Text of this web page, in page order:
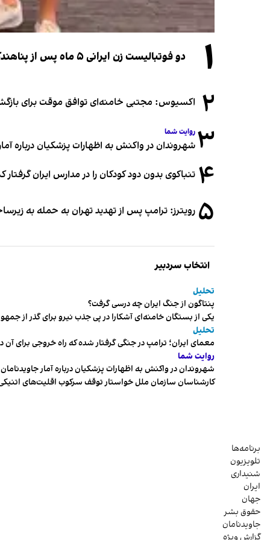
۱ دو فوتبالیست زن ایرانی ۵ ماه پس از پناهندگی، شهروند استرالیا شدند
۲ اکسیوس: مجتبی خامنه‌ای توافق موقت برای
۳ روایت شما
شهروندان در واکنش به اظهارات پزشکیان درباره
۴ تنباکوی بدون دود کودکان را در مدارس ایران
۵ رویترز: ترامپ پس از تهدید تهران به حمله به
انتخاب سردبیر
تحلیل
پنتاگون از جنگ ایران چه درسی گرفت؟
یکی از بستگان خامنه‌ای آشکارا در پی جذب نیرو برای گذر از
تحلیل
معمای ایران؛ ترامپ در جنگی گرفتار شده که راه خروجی برای
روایت شما
شهروندان در واکنش به اظهارات پزشکیان درباره آمار
کارشناسان سازمان ملل خواستار توقف سرکوب اقلیت‌های
برنامه‌ها
تلویزیون
شنیداری
ایران
جهان
حقوق بشر
جاویدنامان
گزارش ویژه